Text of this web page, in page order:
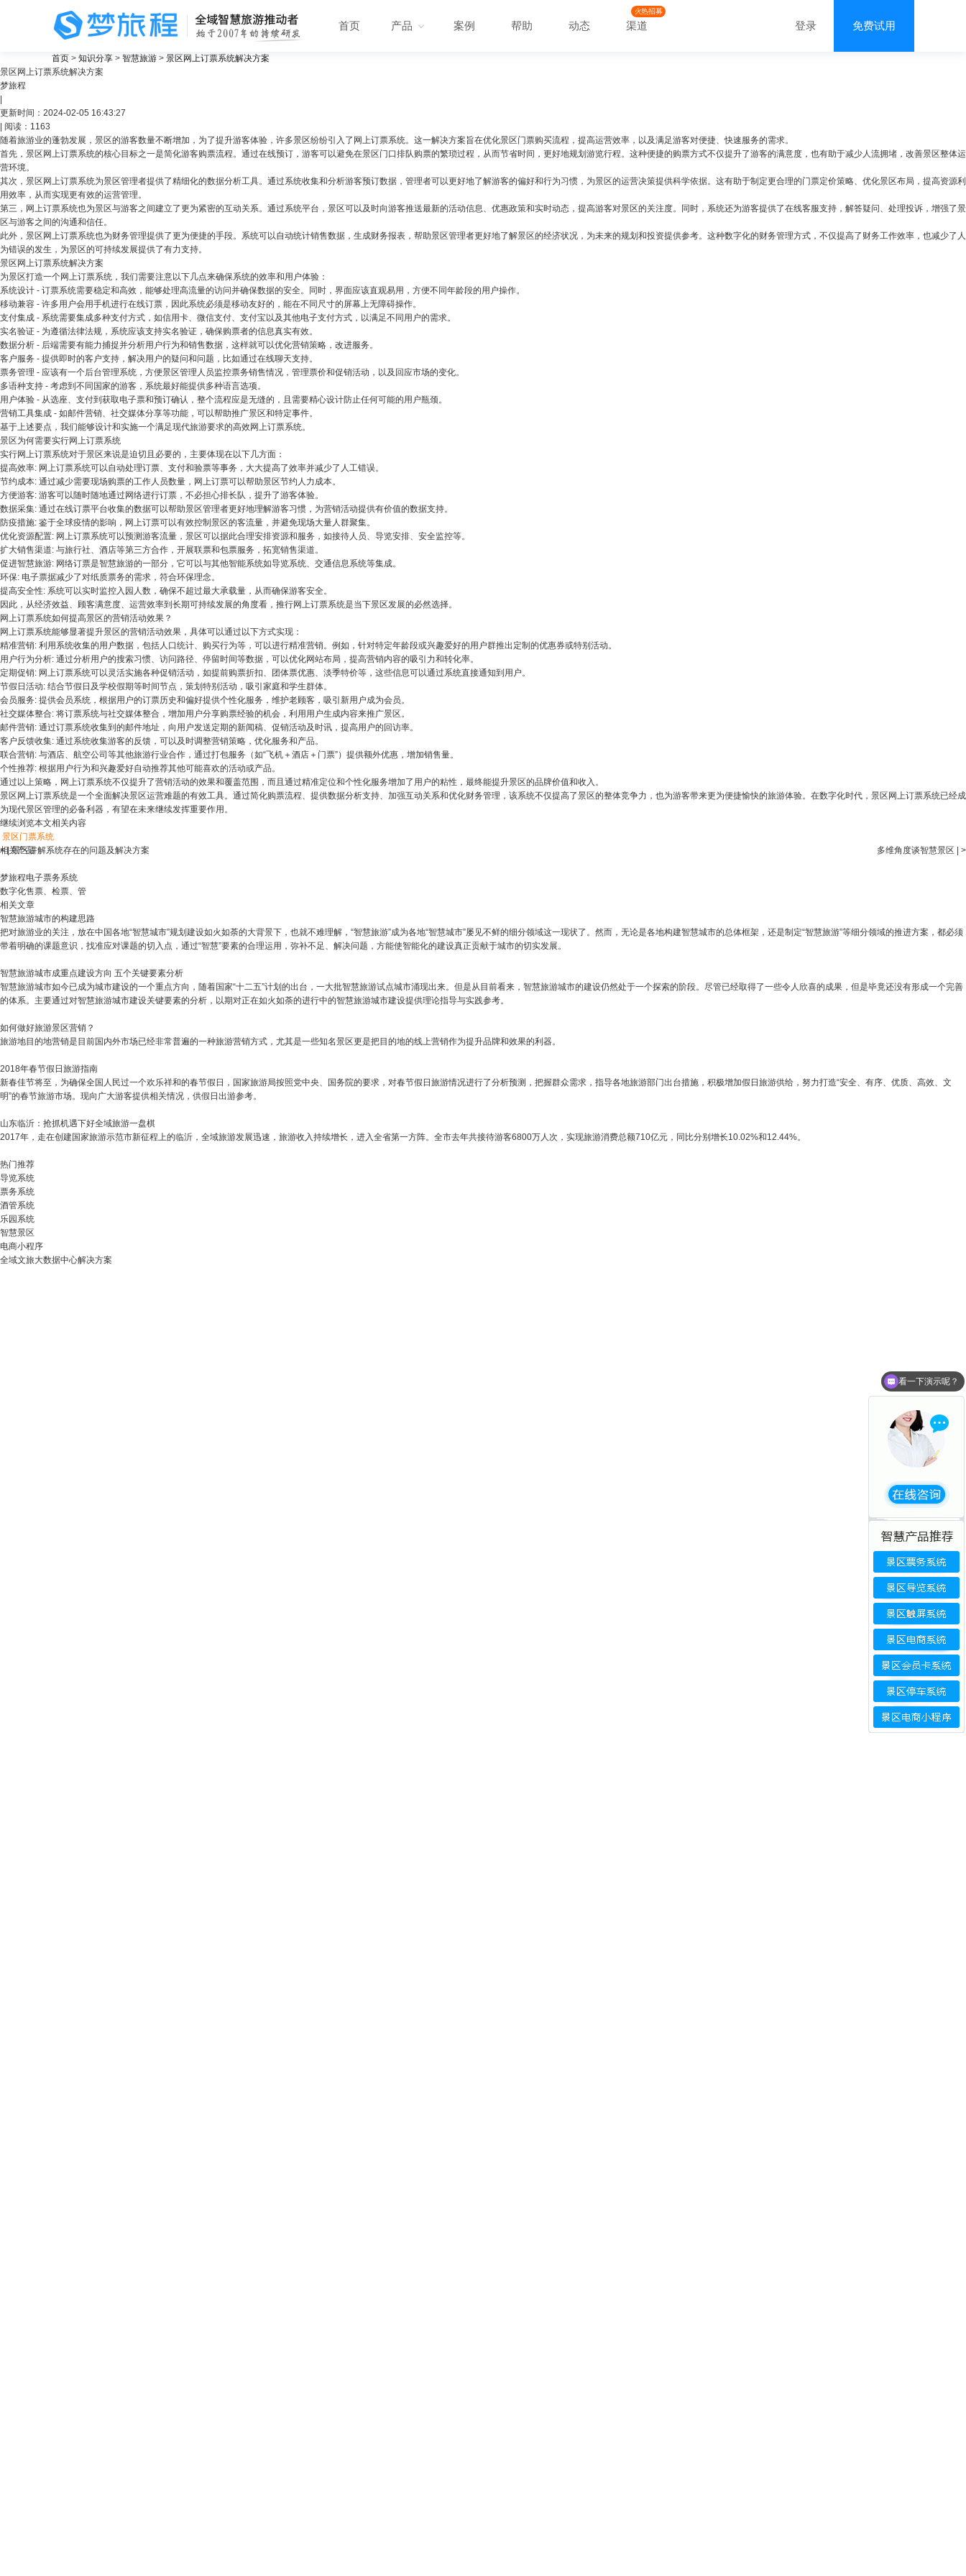
首页 产品 案例 帮助 动态
火热招募
渠道 登录 免费试用
首页 > 知识分享 > 智慧旅游 > 景区网上订票系统解决方案
景区网上订票系统解决方案
梦旅程
更新时间：2024-02-05 16:43:27
| 阅读：1163
随着旅游业的蓬勃发展，景区的游客数量不断增加，为了提升游客体验，许多景区纷纷引入了网上订票系统。这一解决方案旨在优化景区门票购买流程，提高运营效率，以及满足游客对便捷、快速服务的需求。
首先，景区网上订票系统的核心目标之一是简化游客购票流程。通过在线预订，游客可以避免在景区门口排队购票的繁琐过程，从而节省时间，更好地规划游览行程。这种便捷的购票方式不仅提升了游客的满意度，也有助于减少人流拥堵，改善景区整体运
营环境。
其次，景区网上订票系统为景区管理者提供了精细化的数据分析工具。通过系统收集和分析游客预订数据，管理者可以更好地了解游客的偏好和行为习惯，为景区的运营决策提供科学依据。这有助于制定更合理的门票定价策略、优化景区布局，提高资源利
用效率，从而实现更有效的运营管理。
第三，网上订票系统也为景区与游客之间建立了更为紧密的互动关系。通过系统平台，景区可以及时向游客推送最新的活动信息、优惠政策和实时动态，提高游客对景区的关注度。同时，系统还为游客提供了在线客服支持，解答疑问、处理投诉，增强了景
区与游客之间的沟通和信任。
此外，景区网上订票系统也为财务管理提供了更为便捷的手段。系统可以自动统计销售数据，生成财务报表，帮助景区管理者更好地了解景区的经济状况，为未来的规划和投资提供参考。这种数字化的财务管理方式，不仅提高了财务工作效率，也减少了人
为错误的发生，为景区的可持续发展提供了有力支持。
景区网上订票系统解决方案
为景区打造一个网上订票系统，我们需要注意以下几点来确保系统的效率和用户体验：
系统设计 - 订票系统需要稳定和高效，能够处理高流量的访问并确保数据的安全。同时，界面应该直观易用，方便不同年龄段的用户操作。
移动兼容 - 许多用户会用手机进行在线订票，因此系统必须是移动友好的，能在不同尺寸的屏幕上无障碍操作。
支付集成 - 系统需要集成多种支付方式，如信用卡、微信支付、支付宝以及其他电子支付方式，以满足不同用户的需求。
实名验证 - 为遵循法律法规，系统应该支持实名验证，确保购票者的信息真实有效。
数据分析 - 后端需要有能力捕捉并分析用户行为和销售数据，这样就可以优化营销策略，改进服务。
客户服务 - 提供即时的客户支持，解决用户的疑问和问题，比如通过在线聊天支持。
票务管理 - 应该有一个后台管理系统，方便景区管理人员监控票务销售情况，管理票价和促销活动，以及回应市场的变化。
多语种支持 - 考虑到不同国家的游客，系统最好能提供多种语言选项。
用户体验 - 从选座、支付到获取电子票和预订确认，整个流程应是无缝的，且需要精心设计防止任何可能的用户瓶颈。
营销工具集成 - 如邮件营销、社交媒体分享等功能，可以帮助推广景区和特定事件。
基于上述要点，我们能够设计和实施一个满足现代旅游要求的高效网上订票系统。
景区为何需要实行网上订票系统
实行网上订票系统对于景区来说是迫切且必要的，主要体现在以下几方面：
提高效率: 网上订票系统可以自动处理订票、支付和验票等事务，大大提高了效率并减少了人工错误。
节约成本: 通过减少需要现场购票的工作人员数量，网上订票可以帮助景区节约人力成本。
方便游客: 游客可以随时随地通过网络进行订票，不必担心排长队，提升了游客体验。
数据采集: 通过在线订票平台收集的数据可以帮助景区管理者更好地理解游客习惯，为营销活动提供有价值的数据支持。
防疫措施: 鉴于全球疫情的影响，网上订票可以有效控制景区的客流量，并避免现场大量人群聚集。
优化资源配置: 网上订票系统可以预测游客流量，景区可以据此合理安排资源和服务，如接待人员、导览安排、安全监控等。
扩大销售渠道: 与旅行社、酒店等第三方合作，开展联票和包票服务，拓宽销售渠道。
促进智慧旅游: 网络订票是智慧旅游的一部分，它可以与其他智能系统如导览系统、交通信息系统等集成。
环保: 电子票据减少了对纸质票务的需求，符合环保理念。
提高安全性: 系统可以实时监控入园人数，确保不超过最大承载量，从而确保游客安全。
因此，从经济效益、顾客满意度、运营效率到长期可持续发展的角度看，推行网上订票系统是当下景区发展的必然选择。
网上订票系统如何提高景区的营销活动效果？
网上订票系统能够显著提升景区的营销活动效果，具体可以通过以下方式实现：
精准营销: 利用系统收集的用户数据，包括人口统计、购买行为等，可以进行精准营销。例如，针对特定年龄段或兴趣爱好的用户群推出定制的优惠券或特别活动。
用户行为分析: 通过分析用户的搜索习惯、访问路径、停留时间等数据，可以优化网站布局，提高营销内容的吸引力和转化率。
定期促销: 网上订票系统可以灵活实施各种促销活动，如提前购票折扣、团体票优惠、淡季特价等，这些信息可以通过系统直接通知到用户。
节假日活动: 结合节假日及学校假期等时间节点，策划特别活动，吸引家庭和学生群体。
会员服务: 提供会员系统，根据用户的订票历史和偏好提供个性化服务，维护老顾客，吸引新用户成为会员。
社交媒体整合: 将订票系统与社交媒体整合，增加用户分享购票经验的机会，利用用户生成内容来推广景区。
邮件营销: 通过订票系统收集到的邮件地址，向用户发送定期的新闻稿、促销活动及时讯，提高用户的回访率。
客户反馈收集: 通过系统收集游客的反馈，可以及时调整营销策略，优化服务和产品。
联合营销: 与酒店、航空公司等其他旅游行业合作，通过打包服务（如“飞机＋酒店＋门票”）提供额外优惠，增加销售量。
个性推荐: 根据用户行为和兴趣爱好自动推荐其他可能喜欢的活动或产品。
通过以上策略，网上订票系统不仅提升了营销活动的效果和覆盖范围，而且通过精准定位和个性化服务增加了用户的粘性，最终能提升景区的品牌价值和收入。
景区网上订票系统是一个全面解决景区运营难题的有效工具。通过简化购票流程、提供数据分析支持、加强互动关系和优化财务管理，该系统不仅提高了景区的整体竞争力，也为游客带来更为便捷愉快的旅游体验。在数字化时代，景区网上订票系统已经成
为现代景区管理的必备利器，有望在未来继续发挥重要作用。
继续浏览本文相关内容
景区门票系统
<|景区讲解系统存在的问题及解决方案 多维角度谈智慧景区 >
相关产品
梦旅程电子票务系统
数字化售票、检票、管
相关文章
智慧旅游城市的构建思路
把对旅游业的关注，放在中国各地“智慧城市”规划建设如火如荼的大背景下，也就不难理解，“智慧旅游”成为各地“智慧城市”屡见不鲜的细分领域这一现状了。然而，无论是各地构建智慧城市的总体框架，还是制定“智慧旅游”等细分领域的推进方案，都必须
带着明确的课题意识，找准应对课题的切入点，通过“智慧”要素的合理运用，弥补不足、解决问题，方能使智能化的建设真正贡献于城市的切实发展。
智慧旅游城市成重点建设方向 五个关键要素分析
智慧旅游城市如今已成为城市建设的一个重点方向，随着国家“十二五”计划的出台，一大批智慧旅游试点城市涌现出来。但是从目前看来，智慧旅游城市的建设仍然处于一个探索的阶段。尽管已经取得了一些令人欣喜的成果，但是毕竟还没有形成一个完善
的体系。主要通过对智慧旅游城市建设关键要素的分析，以期对正在如火如荼的进行中的智慧旅游城市建设提供理论指导与实践参考。
如何做好旅游景区营销？
旅游地目的地营销是目前国内外市场已经非常普遍的一种旅游营销方式，尤其是一些知名景区更是把目的地的线上营销作为提升品牌和效果的利器。
2018年春节假日旅游指南
新春佳节将至，为确保全国人民过一个欢乐祥和的春节假日，国家旅游局按照党中央、国务院的要求，对春节假日旅游情况进行了分析预测，把握群众需求，指导各地旅游部门出台措施，积极增加假日旅游供给，努力打造“安全、有序、优质、高效、文
明”的春节旅游市场。现向广大游客提供相关情况，供假日出游参考。
山东临沂：抢抓机遇下好全域旅游一盘棋
2017年，走在创建国家旅游示范市新征程上的临沂，全域旅游发展迅速，旅游收入持续增长，进入全省第一方阵。全市去年共接待游客6800万人次，实现旅游消费总额710亿元，同比分别增长10.02%和12.44%。
热门推荐
导览系统
票务系统
酒管系统
乐园系统
智慧景区
电商小程序
全域文旅大数据中心解决方案
现在有优惠活动么？